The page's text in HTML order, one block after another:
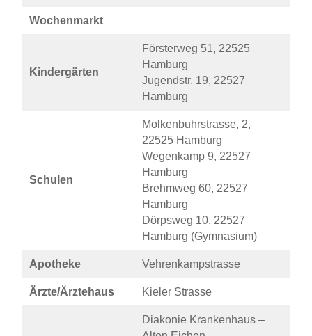
Wochenmarkt
Kindergärten
Försterweg 51, 22525
Hamburg
Jugendstr. 19, 22527
Hamburg
Schulen
Molkenbuhrstrasse, 2,
22525 Hamburg
Wegenkamp 9, 22527
Hamburg
Brehmweg 60, 22527
Hamburg
Dörpsweg 10, 22527
Hamburg (Gymnasium)
Apotheke Vehrenkampstrasse
Ärzte/Ärztehaus Kieler Strasse
Diakonie Krankenhaus –